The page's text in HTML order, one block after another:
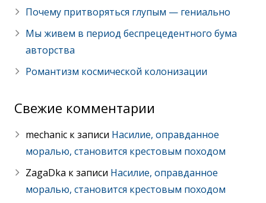
Почему притворяться глупым — гениально
Мы живем в период беспрецедентного бума
авторства
Романтизм космической колонизации
Свежие комментарии
mechanic к записи Насилие, оправданное
моралью, становится крестовым походом
ZagaDka к записи Насилие, оправданное
моралью, становится крестовым походом